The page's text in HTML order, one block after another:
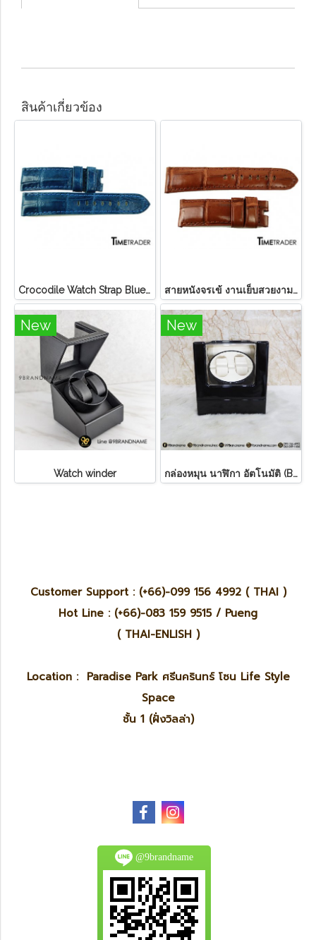
สินค้าเกี่ยวข้อง
Crocodile Watch Strap Blue Color สายหนังจรเข้ งานเย็บสวยงาม ประณีต เหมาะสำหรับ Panerai (PAM) เป็นอย่างยิ่ง
New
Watch winder
New
กล่องหมุน นาฬิกา อัตโนมัติ (Box Winder) แบบ 2 เรือน
Customer Support : (+66)-099 156 4992 ( THAI )
Hot Line : (+66)-083 159 9515 / Pueng
( THAI-ENLISH )
Location : Paradise Park ศรีนครินทร์ โซน Life Style
Space
ชั้น 1 (ฝั่งวิลล่า)
@9brandname